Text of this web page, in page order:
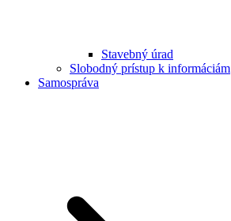
Stavebný úrad
Slobodný prístup k informáciám
Samospráva